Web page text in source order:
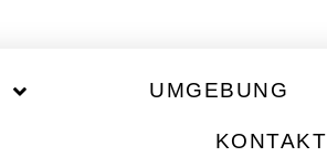
UMGEBUNG
KONTAKT